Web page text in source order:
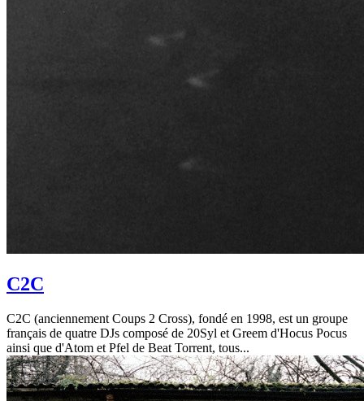
C2C
C2C (anciennement Coups 2 Cross), fondé en 1998, est un groupe
français de quatre DJs composé de 20Syl et Greem d'Hocus Pocus
ainsi que d'Atom et Pfel de Beat Torrent, tous...